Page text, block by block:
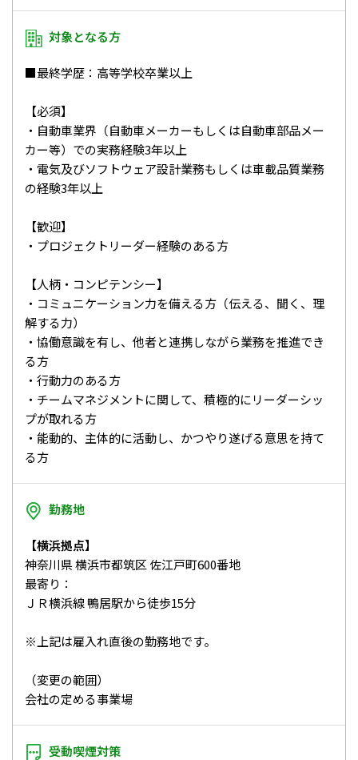
対象となる方
■最終学歴：高等学校卒業以上
【必須】
・自動車業界（自動車メーカーもしくは自動車部品メー
カー等）での実務経験3年以上
・電気及びソフトウェア設計業務もしくは車載品質業務
の経験3年以上
【歓迎】
・プロジェクトリーダー経験のある方
【人柄・コンピテンシー】
・コミュニケーション力を備える方（伝える、聞く、理
解する力）
・協働意識を有し、他者と連携しながら業務を推進でき
る方
・行動力のある方
・チームマネジメントに関して、積極的にリーダーシッ
プが取れる方
・能動的、主体的に活動し、かつやり遂げる意思を持て
る方
勤務地
【横浜拠点】
神奈川県 横浜市都筑区 佐江戸町600番地
最寄り：
ＪＲ横浜線 鴨居駅から徒歩15分
※上記は雇入れ直後の勤務地です。
（変更の範囲）
会社の定める事業場
受動喫煙対策